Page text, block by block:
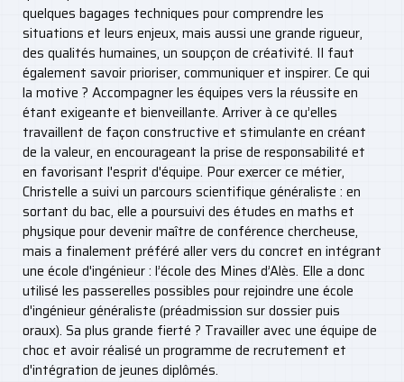
quelques bagages techniques pour comprendre les
situations et leurs enjeux, mais aussi une grande rigueur,
des qualités humaines, un soupçon de créativité. Il faut
également savoir prioriser, communiquer et inspirer. Ce qui
la motive ? Accompagner les équipes vers la réussite en
étant exigeante et bienveillante. Arriver à ce qu’elles
travaillent de façon constructive et stimulante en créant
de la valeur, en encourageant la prise de responsabilité et
en favorisant l'esprit d'équipe. Pour exercer ce métier,
Christelle a suivi un parcours scientifique généraliste : en
sortant du bac, elle a poursuivi des études en maths et
physique pour devenir maître de conférence chercheuse,
mais a finalement préféré aller vers du concret en intégrant
une école d'ingénieur : l’école des Mines d’Alès. Elle a donc
utilisé les passerelles possibles pour rejoindre une école
d'ingénieur généraliste (préadmission sur dossier puis
oraux). Sa plus grande fierté ? Travailler avec une équipe de
choc et avoir réalisé un programme de recrutement et
d'intégration de jeunes diplômés.